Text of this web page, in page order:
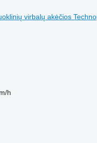
virbalų akėčios
h